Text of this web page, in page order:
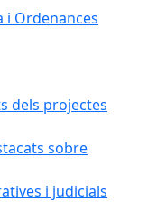
i Ordenances
dels projectes
sobre
i judicials